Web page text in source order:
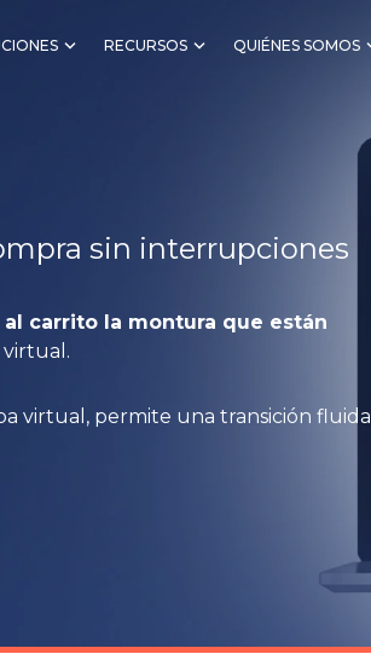
RECURSOS QUIÉNES SOMOS
sin interrupciones
carrito la montura que están
virtual.
virtual, permite una transición fluida